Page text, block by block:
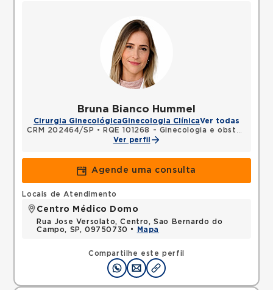
Bruna Bianco Hummel
Cirurgia GinecológicaGinecologia ClínicaVer todas
CRM 202464/SP •
RQE 101268 - Ginecologia e obstetrícia
Ver perfil
Agende uma consulta
Compartilhe este perfil
Locais de Atendimento
Centro Médico Domo
Rua Jose Versolato, Centro, Sao Bernardo do
Campo, SP, 09750730 •
Mapa